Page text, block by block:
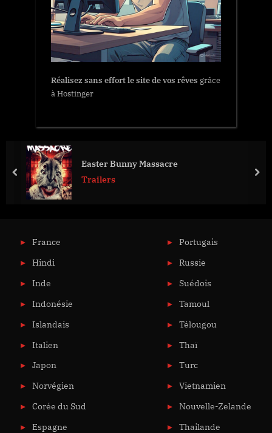
Réalisez sans effort le site de vos rêves grâce
à Hostinger
Easter Bunny Massacre
Trailers
prev
France
Hindi
Inde
Indonésie
Islandais
Italien
Japon
Norvégien
Corée du Sud
Espagne
Portugais
Russie
Suédois
Tamoul
Télougou
Thaï
Turc
Vietnamien
Nouvelle-Zelande
Thailande